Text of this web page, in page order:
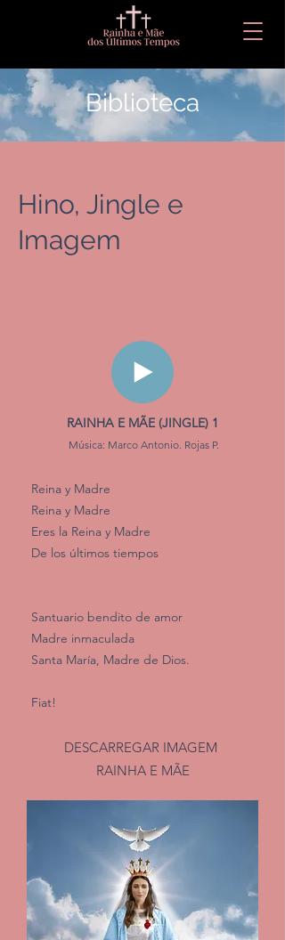
Biblioteca
Hino, Jingle e
Imagem
RAINHA E MÃE(JINGLE) 1
Música: Marco Antonio. Rojas P.
Reina y Madre
Reina y Madre
Eres la Reina y Madre
De los últimos tiempos
Santuario bendito de amor
Madre inmaculada
Santa María, Madre de Dios.
Fiat!
DESCARREGAR IMAGEM
RAINHA E MÃE